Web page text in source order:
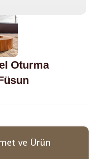
Oturma
ve Ürün